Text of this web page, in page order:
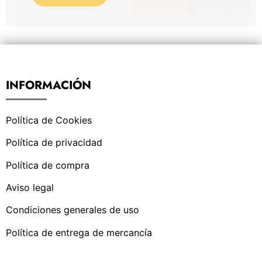
INFORMACIÓN
Política de Cookies
Política de privacidad
Política de compra
Aviso legal
Condiciones generales de uso
Política de entrega de mercancía